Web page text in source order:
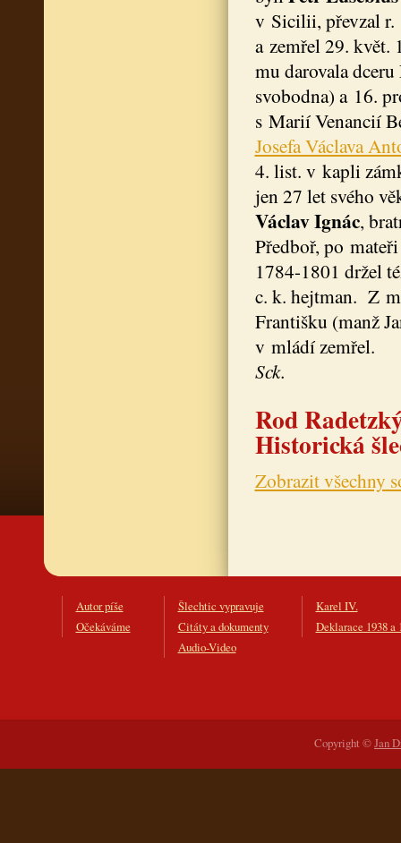
v Sicilii, převzal r.
a zemřel 29. květ.
mu darovala
svobodna) a 16.
s Marií Venancií
Josefa Václava
4. list. v kapli
jen 27 let svého
Václav Ignác,
Předboř, po
1784-1801 držel
c. k. hejtman. Z
Františku (manž
v mládí zemřel.
Sck.
Rod
Historická
Zobrazit všechny
Autor píše
Očekáváme
Šlechtic vypravuje
Citáty a dokumenty
Audio-Video
Karel IV.
Deklarace 1938 a
Copyright ©Jan